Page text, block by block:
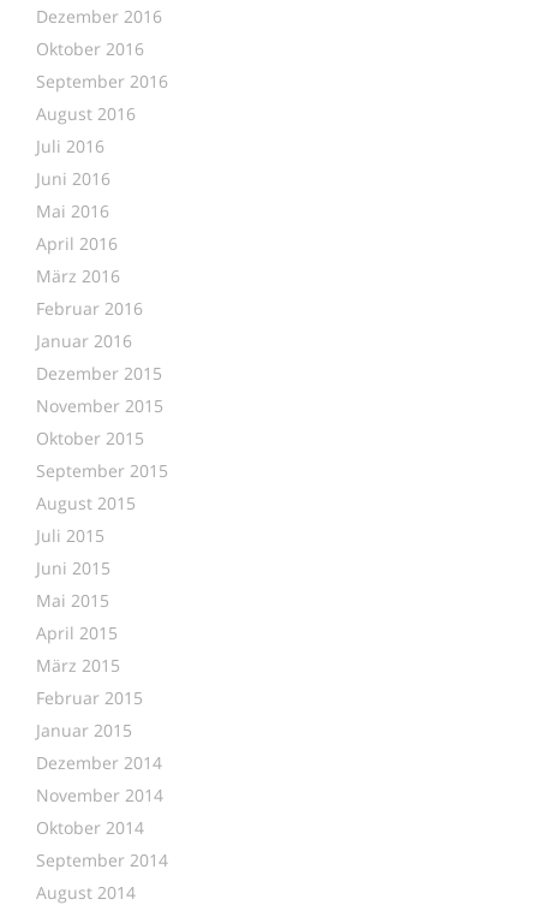
Dezember 2016
Oktober 2016
September 2016
August 2016
Juli 2016
Juni 2016
Mai 2016
April 2016
März 2016
Februar 2016
Januar 2016
Dezember 2015
November 2015
Oktober 2015
September 2015
August 2015
Juli 2015
Juni 2015
Mai 2015
April 2015
März 2015
Februar 2015
Januar 2015
Dezember 2014
November 2014
Oktober 2014
September 2014
August 2014